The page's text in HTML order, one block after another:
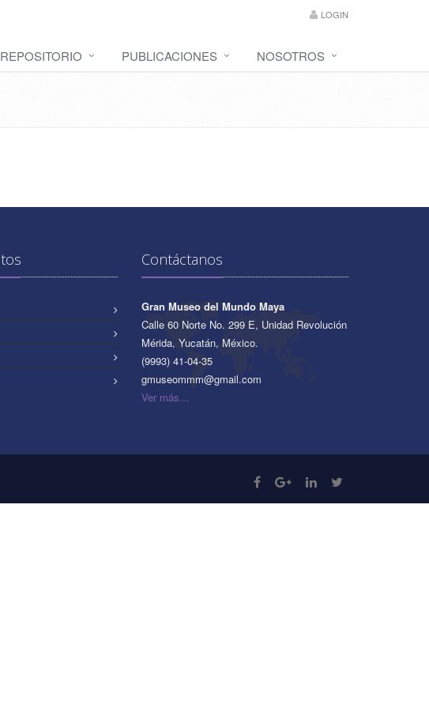
LOGIN
REPOSITORIO PUBLICACIONES NOSOTROS
Contáctanos
Gran Museo del Mundo Maya
Calle 60 Norte No. 299 E, Unidad Revolución
Mérida, Yucatán, México.
(9993) 41-04-35
gmuseommm@gmail.com
Ver más...